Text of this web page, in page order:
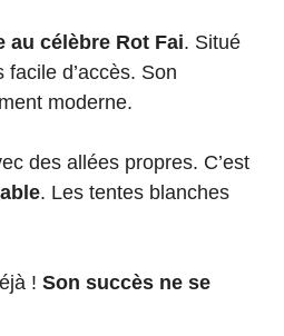
au célèbre Rot Fai. Situé
d’accès. Son
moderne.
des allées propres. C’est
. Les tentes blanches
! Son succès ne se